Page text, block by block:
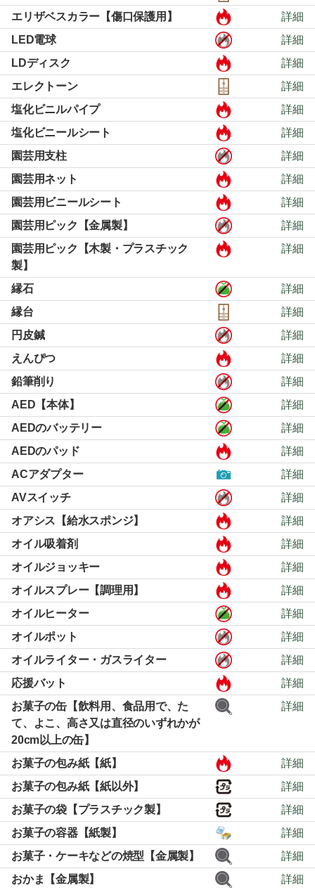
エリザベスカラー【傷口保護用】
詳細
LED電球
詳細
LDディスク
詳細
エレクトーン
詳細
塩化ビニルパイプ
詳細
塩化ビニールシート
詳細
園芸用支柱
詳細
園芸用ネット
詳細
園芸用ビニールシート
詳細
園芸用ピック【金属製】
詳細
園芸用ピック【木製・プラスチック
製】
詳細
縁石
詳細
縁台
詳細
円皮鍼
詳細
えんぴつ
詳細
鉛筆削り
詳細
AED【本体】
詳細
AEDのバッテリー
詳細
AEDのパッド
詳細
ACアダプター
詳細
AVスイッチ
詳細
オアシス【給水スポンジ】
詳細
オイル吸着剤
詳細
オイルジョッキー
詳細
オイルスプレー【調理用】
詳細
オイルヒーター
詳細
オイルポット
詳細
オイルライター・ガスライター
詳細
応援バット
詳細
お菓子の缶【飲料用、食品用で、た
て、よこ、高さ又は直径のいずれかが
20cm以上の缶】
詳細
お菓子の包み紙【紙】
詳細
お菓子の包み紙【紙以外】
詳細
お菓子の袋【プラスチック製】
詳細
お菓子の容器【紙製】
詳細
お菓子・ケーキなどの焼型【金属製】
詳細
おかま【金属製】
詳細